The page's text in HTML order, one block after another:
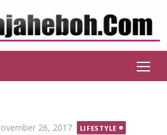
26, 2017 LIFESTYLE